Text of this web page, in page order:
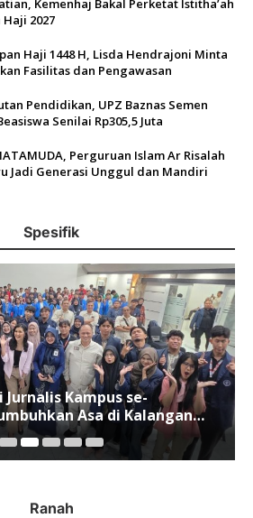
Kemenhaj Bakal Perketat Istitha’ah
2027
Haji 1448 H, Lisda Hendrajoni Minta
Fasilitas dan Pengawasan
Pendidikan, UPZ Baznas Semen
Senilai Rp305,5 Juta
Perguruan Islam Ar Risalah
Jadi Generasi Unggul dan Mandiri
Spesifik
Kampus se-
Asa di Kalangan
Disruspi Digital
Ranah